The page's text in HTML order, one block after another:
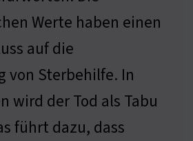
Werte haben einen
auf die
von Sterbehilfe. In
wird der Tod als Tabu
führt dazu, dass